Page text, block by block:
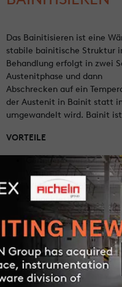
Das Bainitisieren ist eine
stabile bainitische Struktur
Behandlung erfolgt in zwei
Austenitphase und dann
Abschrecken auf ein
der Austenit in Bainit statt
umgewandelt wird. Bainit
VORTEILE
Geringerer Verzug im
Vergütungsprozess
Widerstandsfähigere
Schockfestigkeit